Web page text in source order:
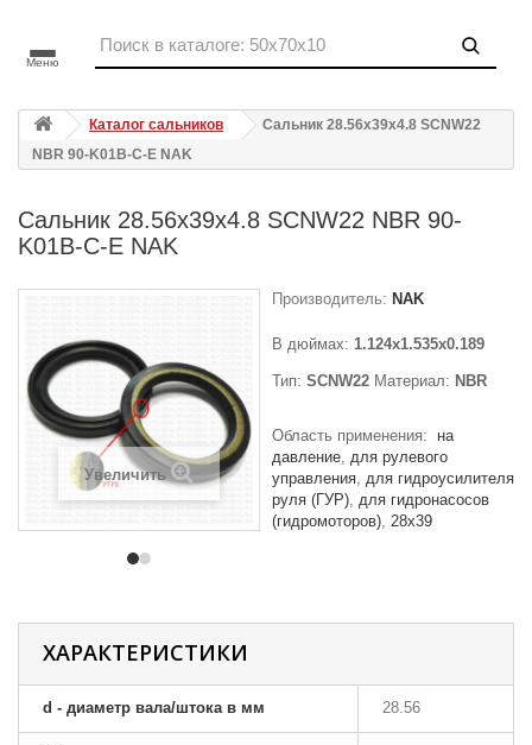
Меню
Каталог сальников
Сальник 28.56x39x4.8 SCNW22
NBR 90-K01B-C-E NAK
Сальник 28.56x39x4.8 SCNW22 NBR 90-
K01B-C-E NAK
Увеличить
Производитель: NAK
В дюймах: 1.124x1.535x0.189
Тип: SCNW22 Материал: NBR
Область применения:
на
давление для рулевого
управления для гидроусилителя
руля (ГУР) для гидронасосов
(гидромоторов) 28x39
ХАРАКТЕРИСТИКИ
d - диаметр вала/штока в мм 28.56